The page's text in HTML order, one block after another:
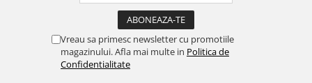
Vreau sa primesc newsletter cu promotiile
magazinului. Afla mai multe in Politica de
Confidentialitate